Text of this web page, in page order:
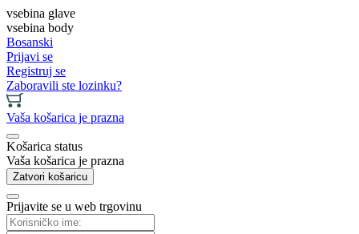
vsebina glave
vsebina body
Bosanski
Prijavi se
Registruj se
Zaboravili ste lozinku?
Vaša košarica je prazna
Košarica status
Vaša košarica je prazna
Zatvori košaricu
Prijavite se u web trgovinu